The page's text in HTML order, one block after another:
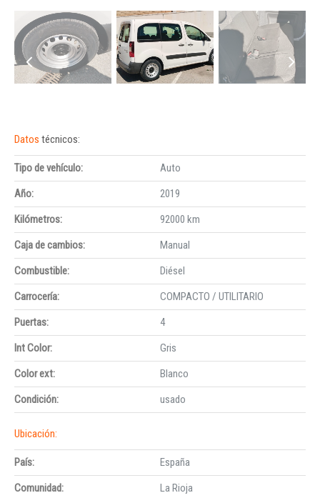
Datos técnicos:
Tipo de vehículo:
Auto
Año:
2019
Kilómetros:
92000 km
Caja de cambios:
Manual
Combustible:
Diésel
Carrocería:
COMPACTO / UTILITARIO
Puertas:
4
Int Color:
Gris
Color ext:
Blanco
Condición:
usado
Ubicación:
País:
España
Comunidad:
La Rioja